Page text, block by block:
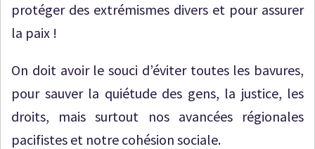
protéger des extrémismes divers et pour assurer
la paix !
On doit avoir le souci d’éviter toutes les bavures,
pour sauver la quiétude des gens, la justice, les
droits, mais surtout nos avancées régionales
pacifistes et notre cohésion sociale.